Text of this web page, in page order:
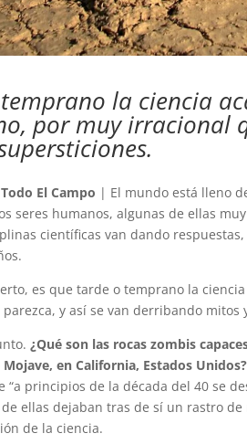
la ciencia
por muy irracional
Todo El Campo | El mundo está lleno
seres humanos, algunas de ellas
científicas van dando
es que tarde o temprano la
y así se van derribando mitos
¿Qué son las rocas zombis
en California, Estados Unidos?
“a principios de la década del 40 se
ellas dejaban tras de sí un rastro
de la ciencia.